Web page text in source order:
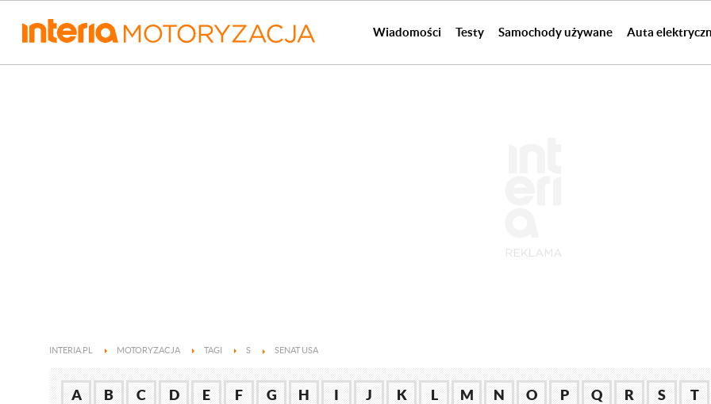
Wiadomości Testy Samochody używane Auta
INTERIA.PL MOTORYZACJA TAGI S SENAT USA
A B C D E F G H I J K L M N O P Q R S T